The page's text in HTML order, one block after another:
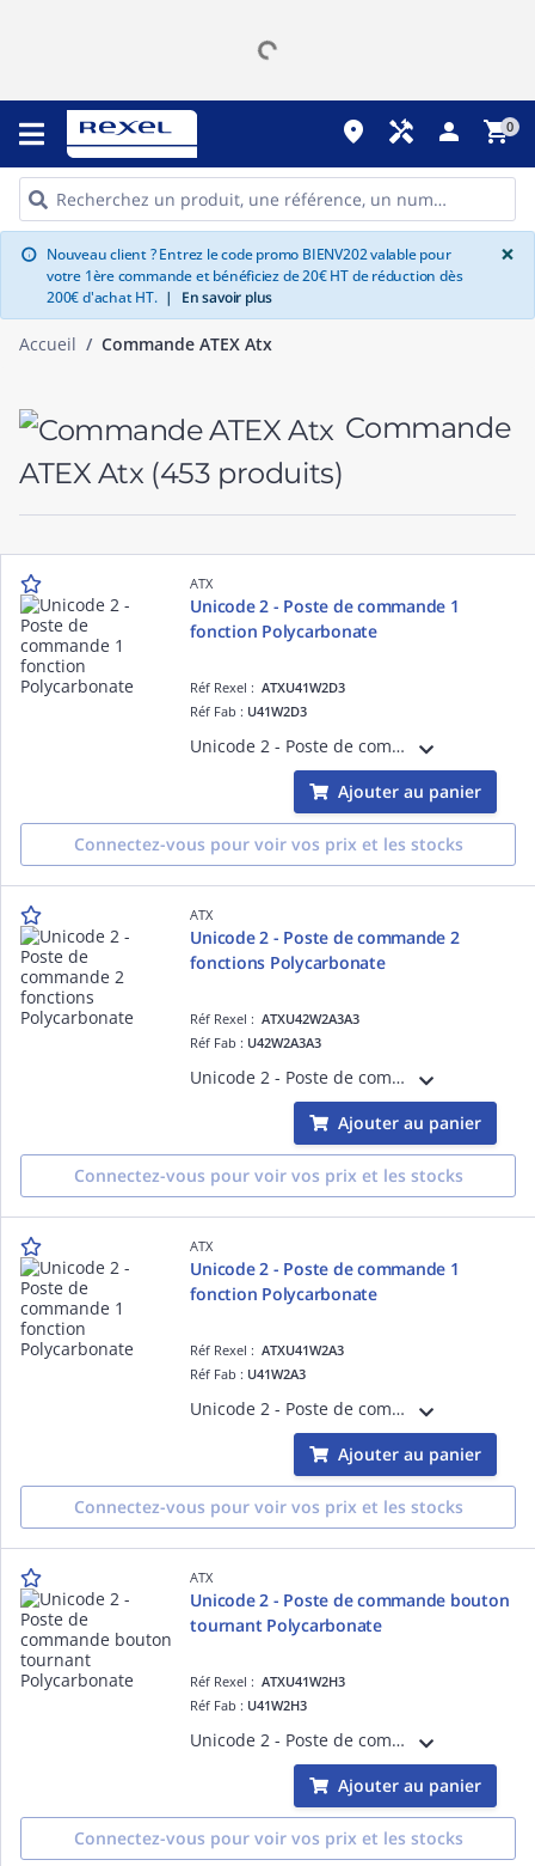
place handyman person shopping_cart0
info Nouveau client ? Entrez le code promo BIENV202 valable pour
votre 1ère commande et bénéficiez de 20€ HT de réduction dès
200€ d'achat HT. | En savoir plus
×
Accueil Commande ATEX Atx
Commande
ATEX Atx (453 produits)
ATX
Unicode 2 - Poste de commande 1
fonction Polycarbonate
Réf Rexel :ATXU41W2D3
Réf Fab : U41W2D3
Unicode 2 - Poste de commande 1 fonction Polycarbonate Contacts bas niveau < 5mA. Entrées de cable pour cable non armé. Arret d'urgence Fourni avec 1 contact NO + 1 contact NC
Ajouter au panier
Connectez-vous pour voir vos prix et les stocks
ATX
Unicode 2 - Poste de commande 2
fonctions Polycarbonate
Réf Rexel :ATXU42W2A3A3
Réf Fab : U42W2A3A3
Unicode 2 - Poste de commande 2 fonctions Polycarbonate Contacts bas niveau < 5mA. Entrées de cable pour cable non armé. Un bouton poussoir vert (NO+NC) et un bouton poussoir rouge (NO+NC)
Ajouter au panier
Connectez-vous pour voir vos prix et les stocks
ATX
Unicode 2 - Poste de commande 1
fonction Polycarbonate
Réf Rexel :ATXU41W2A3
Réf Fab : U41W2A3
Unicode 2 - Poste de commande 1 fonction Polycarbonate Contacts bas niveau < 5mA. Entrées de cable pour cable non armé. Bouton poussoir vert ou rouge à implusion Fourni avec 1 contact NO + 1 contact NC
Ajouter au panier
Connectez-vous pour voir vos prix et les stocks
ATX
Unicode 2 - Poste de commande bouton
tournant Polycarbonate
Réf Rexel :ATXU41W2H3
Réf Fab : U41W2H3
Unicode 2 - Poste de commande bouton tournant Polycarbonate ATEX / IECEx Zone 1-21 Contacts bas niveau < 5mA. Entrées de cable pour cable non armé. Sélecteur 2 positions Fourni avec 1 contact NO + 1 contact NC
Ajouter au panier
Connectez-vous pour voir vos prix et les stocks